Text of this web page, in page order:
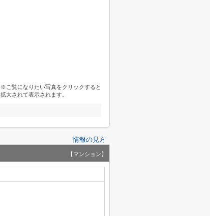
※ご覧になりたい写真をクリックすると
拡大されて表示されます。
情報の見方
【マンション】